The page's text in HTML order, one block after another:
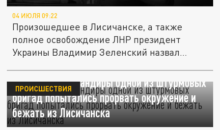
04 ИЮЛЯ 09:22
Произошедшее в Лисичанске, а также
полное освобождение ЛНР президент
Украины Владимир Зеленский назвал
Украинские командиры одной из штурмовых
бригад попытались прорвать окружение и
бежать из Лисичанска
ПРОИСШЕСТВИЯ